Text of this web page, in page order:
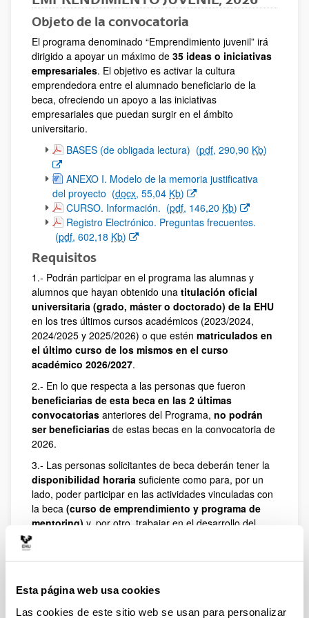
Esta página web usa cookies
Las cookies de este sitio web se usan para personalizar
Objeto de la convocatoria
El programa denominado “Emprendimiento juvenil” irá
dirigido a apoyar un máximo de 35 ideas o iniciativas
empresariales. El objetivo es activar la cultura
emprendedora entre el alumnado beneficiario de la
beca, ofreciendo un apoyo a las iniciativas
empresariales que puedan surgir en el ámbito
universitario.
(Abre una nueva ventana)
BASES (de obligada lectura) (pdf, 290,90 Kb)
(Abre una nueva ventana)
ANEXO I. Modelo de la memoria justificativa
del proyecto (docx, 55,04 Kb)
(Abre una nueva ventana)
CURSO. Información. (pdf, 146,20 Kb)
(Abre una nueva ventana)
Registro Electrónico. Preguntas frecuentes.
(pdf, 602,18 Kb)
Requisitos
1.- Podrán participar en el programa las alumnas y
alumnos que hayan obtenido una titulación oficial
universitaria (grado, máster o doctorado) de la EHU
en los tres últimos cursos académicos (2023/2024,
2024/2025 y 2025/2026) o que estén matriculados en
el último curso de los mismos en el curso
académico 2026/2027.
2.- En lo que respecta a las personas que fueron
beneficiarias de esta beca en las 2 últimas
convocatorias anteriores del Programa, no podrán
ser beneficiarias de estas becas en la convocatoria de
2026.
3.- Las personas solicitantes de beca deberán tener la
disponibilidad horaria suficiente como para, por un
lado, poder participar en las actividades vinculadas con
la beca (curso de emprendimiento y programa de
mentoring) y, por otro, trabajar en el desarrollo del
proyecto con el que se presentan al programa.